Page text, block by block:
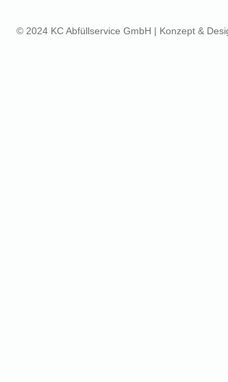
© 2024 KC Abfüllservice GmbH | Konzept &